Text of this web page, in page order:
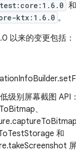
和
ktx:1.6.0 。
以来的变更包括：
级别屏幕截图 API：
、
和
屏